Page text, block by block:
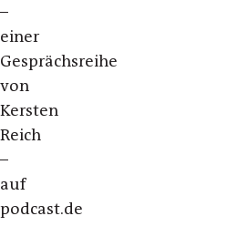
–
einer
Gesprächsreihe
von
Kersten
Reich
–
auf
podcast.de